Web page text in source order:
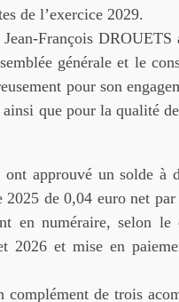
de l’exercice 2029.
Jean-François
générale et le
pour son
que pour la qualité
approuvé un solde à
2025 de 0,04 euro net
en numéraire, selon
2026 et mise en
de trois